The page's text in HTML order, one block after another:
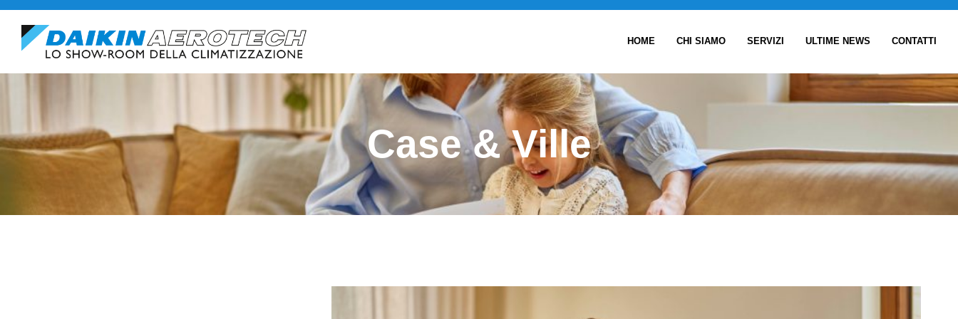
HOME CHI SIAMO SERVIZI ULTIME NEWS CONTATTI
Case & Ville